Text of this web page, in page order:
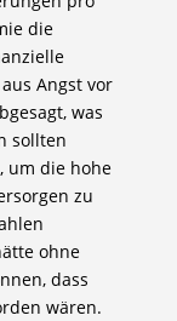
die
Angst vor
was
sollten
um die hohe
zu
ohne
dass
wären.